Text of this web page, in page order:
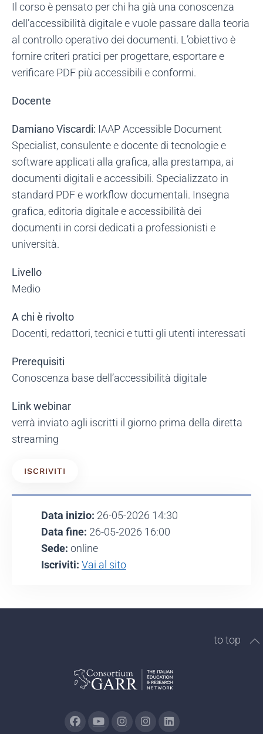
Il corso è pensato per chi ha già una conoscenza
dell’accessibilità digitale e vuole passare dalla teoria
al controllo operativo dei documenti. L’obiettivo è
fornire criteri pratici per progettare, esportare e
verificare PDF più accessibili e conformi.
Docente
Damiano Viscardi: IAAP Accessible Document
Specialist, consulente e docente di tecnologie e
software applicati alla grafica, alla prestampa, ai
documenti digitali e accessibili. Specializzato in
standard PDF e workflow documentali. Insegna
grafica, editoria digitale e accessibilità dei
documenti in corsi dedicati a professionisti e
università.
Livello
Medio
A chi è rivolto
Docenti, redattori, tecnici e tutti gli utenti interessati
Prerequisiti
Conoscenza base dell’accessibilità digitale
Link webinar
verrà inviato agli iscritti il giorno prima della diretta
streaming
ISCRIVITI
Data inizio: 26-05-2026 14:30
Data fine: 26-05-2026 16:00
Sede: online
Iscriviti: Vai al sito
to top